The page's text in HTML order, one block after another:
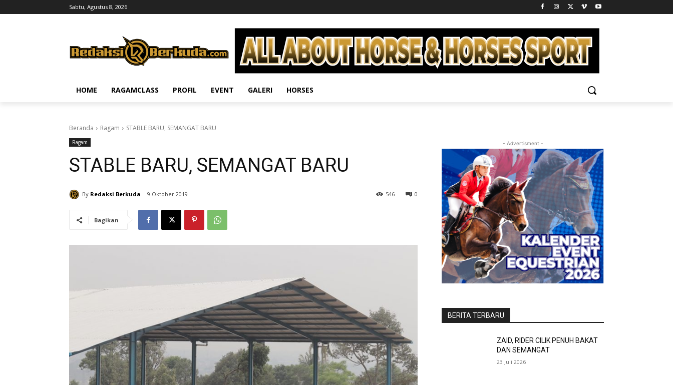
Sabtu, Agustus 8, 2026
HOME RAGAMCLASS PROFIL EVENT GALERI HORSES
Beranda Ragam STABLE BARU, SEMANGAT BARU
Ragam
STABLE BARU, SEMANGAT BARU
By Redaksi Berkuda 9 Oktober 2019 0
546
Bagikan
- Advertisment -
BERITA TERBARU
ZAID, RIDER CILIK PENUH BAKAT
DAN SEMANGAT
23 Juli 2026